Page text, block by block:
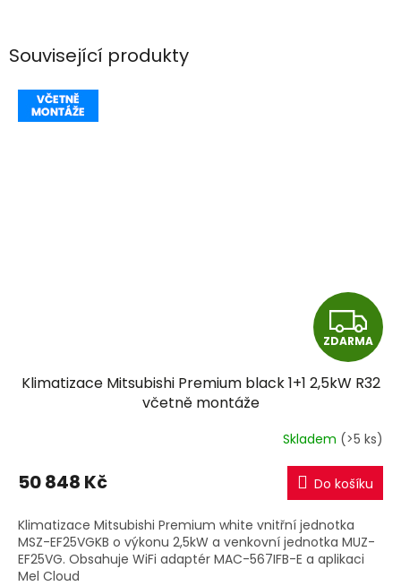
Související produkty
Z
D
A
R
M
A
ZDARMA
Klimatizace Mitsubishi Premium black 1+1 2,5kW R32
včetně montáže
Skladem (>5 ks)
50 848 Kč Do košíku
Klimatizace Mitsubishi Premium white vnitřní jednotka
MSZ-EF25VGKB o výkonu 2,5kW a venkovní jednotka MUZ-
EF25VG. Obsahuje WiFi adaptér MAC-567IFB-E a aplikaci
Mel Cloud